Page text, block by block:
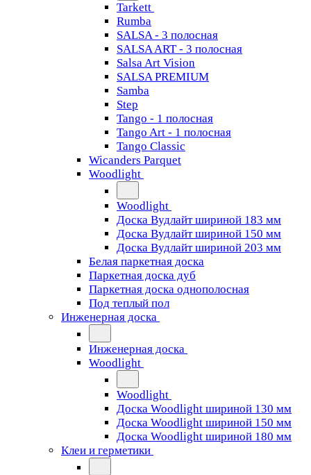
Tarkett
Rumba
SALSA - 3 полосная
SALSA ART - 3 полосная
Salsa Art Vision
SALSA PREMIUM
Samba
Step
Tango - 1 полосная
Tango Art - 1 полосная
Tango Classiс
Wicanders Parquet
Woodlight
Woodlight
Доска Вудлайт шириной 183 мм
Доска Вудлайт шириной 150 мм
Доска Вудлайт шириной 203 мм
Белая паркетная доска
Паркетная доска дуб
Паркетная доска однополосная
Под теплый пол
Инженерная доска
Инженерная доска
Woodlight
Woodlight
Доска Woodlight шириной 130 мм
Доска Woodlight шириной 150 мм
Доска Woodlight шириной 180 мм
Клеи и герметики